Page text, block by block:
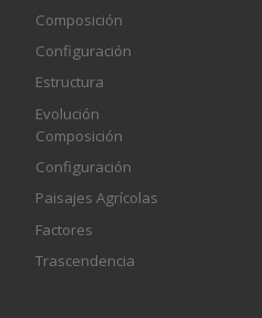
Composición
Configuración
Estructura
Evolución
Composición
Configuración
Paisajes Agrícolas
Factores
Trascendencia